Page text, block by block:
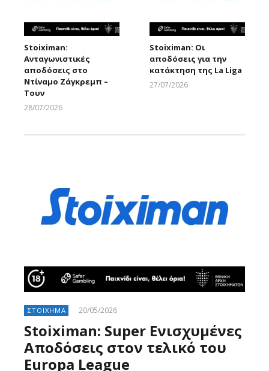
Stoiximan:
Ανταγωνιστικές
αποδόσεις στο
Ντίναμο Ζάγκρεμπ –
Τουν
28/07/2026
Stoiximan: Οι
αποδόσεις για την
κατάκτηση της La Liga
27/07/2026
ΣΤΟΙΧΗΜΑ 20/05/2026
Stoiximan: Super Ενισχυμένες
Αποδόσεις στoν τελικό του
Europa League